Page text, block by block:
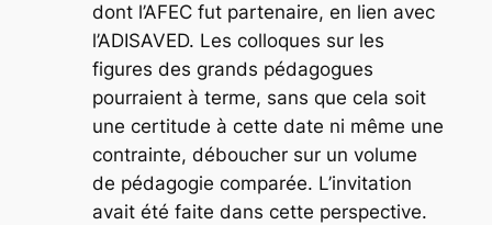
dont l’AFEC fut partenaire, en lien avec
l’ADISAVED. Les colloques sur les
figures des grands pédagogues
pourraient à terme, sans que cela soit
une certitude à cette date ni même une
contrainte, déboucher sur un volume
de pédagogie comparée. L’invitation
avait été faite dans cette perspective.